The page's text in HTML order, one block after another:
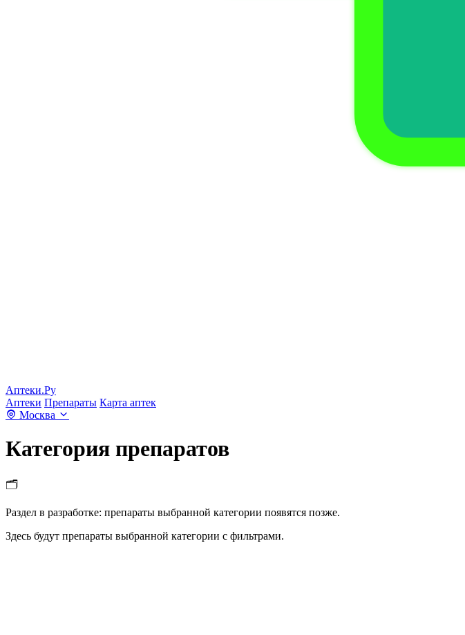
Аптеки.Ру
Аптеки Препараты Карта аптек
Москва
Категория препаратов
🗂️
Раздел в разработке: препараты выбранной категории появятся позже.
Здесь будут препараты выбранной категории с фильтрами.